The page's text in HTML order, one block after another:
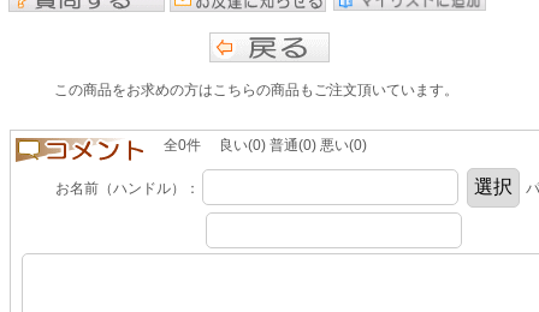
この商品をお求めの方はこちらの商品もご注文頂いています。
全0件 良い(0) 普通(0) 悪い(0)
お名前（ハンドル）：